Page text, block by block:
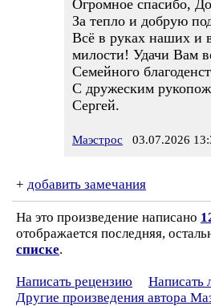
Огромное спасибо,
За тепло и добрую
Всё в руках наших и
милости! Удачи Вам
Семейного
С дружеским
Сергей.
Маэстрос 03.07.2026
+ добавить замечания
На это произведение написано
отображается последняя,
списке.
Написать рецензию
Написать
Другие произведения автора